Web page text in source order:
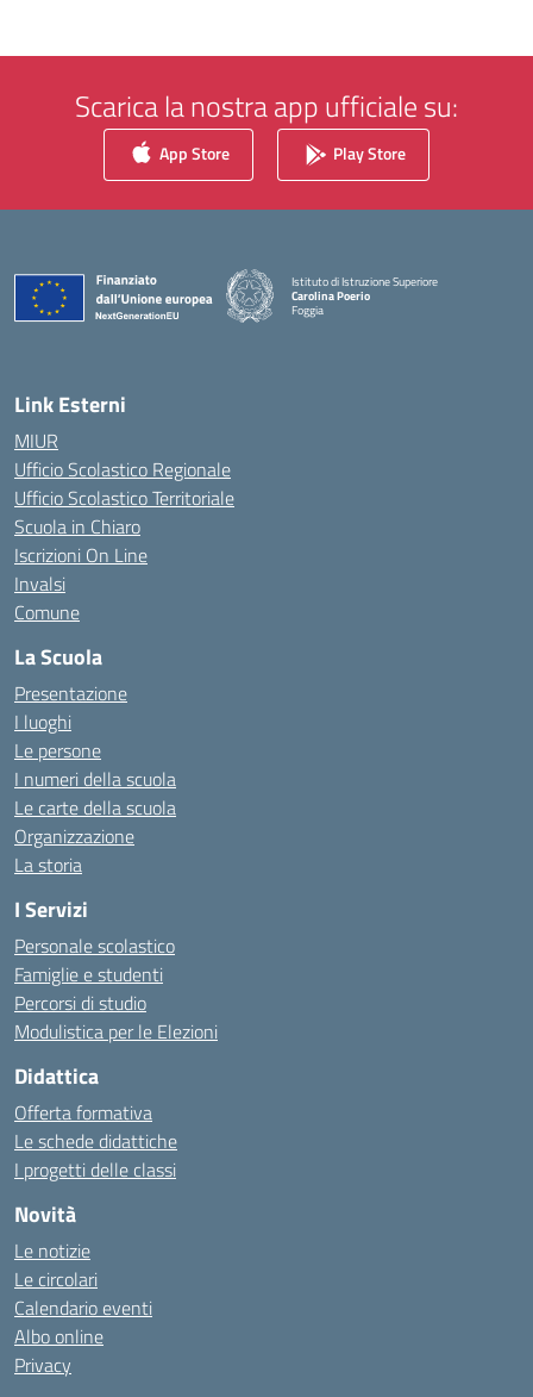
Scarica la nostra app ufficiale su:
App Store Play Store
Istituto di Istruzione Superiore
Carolina Poerio
Foggia
— Visita la pagina iniziale della scuola
Link Esterni
MIUR
Ufficio Scolastico Regionale
Ufficio Scolastico Territoriale
Scuola in Chiaro
Iscrizioni On Line
Invalsi
Comune
La Scuola
Presentazione
I luoghi
Le persone
I numeri della scuola
Le carte della scuola
Organizzazione
La storia
I Servizi
Personale scolastico
Famiglie e studenti
Percorsi di studio
Modulistica per le Elezioni
Didattica
Offerta formativa
Le schede didattiche
I progetti delle classi
Novità
Le notizie
Le circolari
Calendario eventi
Albo online
Privacy